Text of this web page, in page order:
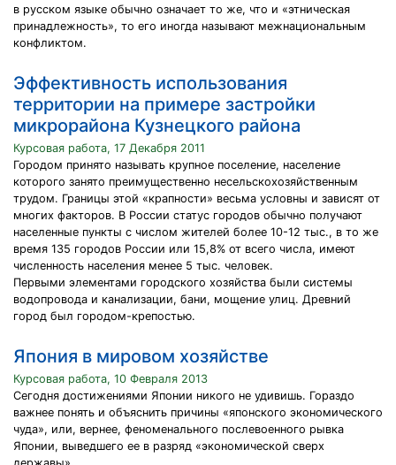
в русском языке обычно означает то же, что и «этническая
принадлежность», то его иногда называют межнациональным
конфликтом.
Эффективность использования
территории на примере застройки
микрорайона Кузнецкого района
Курсовая работа, 17 Декабря 2011
Городом принято называть крупное поселение, население
которого занято преимущественно несельскохозяйственным
трудом. Границы этой «крапности» весьма условны и зависят от
многих факторов. В России статус городов обычно получают
населенные пункты с числом жителей более 10-12 тыс., в то же
время 135 городов России или 15,8% от всего числа, имеют
численность населения менее 5 тыс. человек.
Первыми элементами городского хозяйства были системы
водопровода и канализации, бани, мощение улиц. Древний
город был городом-крепостью.
Япония в мировом хозяйстве
Курсовая работа, 10 Февраля 2013
Сегодня достижениями Японии никого не удивишь. Гораздо
важнее понять и объяснить причины «японского экономического
чуда», или, вернее, феноменального послевоенного рывка
Японии, выведшего ее в разряд «экономической сверх